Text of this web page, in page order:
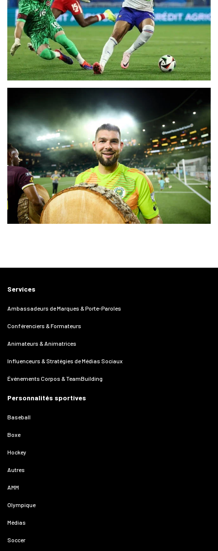
Services
Ambassadeurs de Marques & Porte-Paroles
Conférenciers & Formateurs
Animateurs & Animatrices
Influenceurs & Stratégies de Médias Sociaux
Événements Corpos & TeamBuilding
Personnalités sportives
Baseball
Boxe
Hockey
Autres
AMM
Olympique
Médias
Soccer